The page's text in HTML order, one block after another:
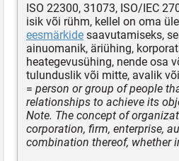
ISO 22300, 31073, ISO/IEC
isik või rühm, kellel on oma
eesmärkide saavutamiseks,
ainuomanik, äriühing,
heategevusühing, nende osa
tulunduslik või mitte, avalik
= person or group of people
relationships to achieve its
Note. The concept of
corporation, firm, enterprise,
combination thereof, whether